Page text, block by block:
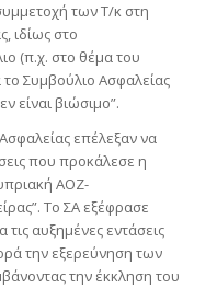
των Τ/κ στη
ιδίως στο
(π.χ. στο θέμα του
Συμβούλιο Ασφαλείας
είναι βιώσιμο”.
επέλεξαν να
που προκάλεσε η
ΑΟΖ-
Το ΣΑ εξέφρασε
τις αυξημένες εντάσεις
την εξερεύνηση των
την έκκληση του